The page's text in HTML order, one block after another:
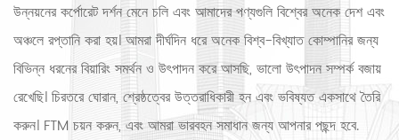
উন্নয়নের কর্পোরেট দর্শন মেনে চলি এবং আমাদের পণ্যগুলি বিশ্বের অনেক দেশ এবং
অঞ্চলে রপ্তানি করা হয়। আমরা দীর্ঘদিন ধরে অনেক বিশ্ব-বিখ্যাত কোম্পানির জন্য
বিভিন্ন ধরনের বিয়ারিং সমর্থন ও উৎপাদন করে আসছি, ভালো উৎপাদন সম্পর্ক বজায়
রেখেছি। চিরতরে ঘোরান, শ্রেষ্ঠত্বের উত্তরাধিকারী হন এবং ভবিষ্যত একসাথে তৈরি
করুন। FTM চয়ন করুন, এবং আমরা ভারবহন সমাধান জন্য আপনার পছন্দ হবে.